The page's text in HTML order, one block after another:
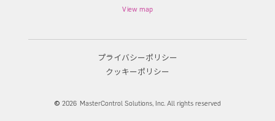
View map
プライバシーポリシー
クッキーポリシー
© 2026 MasterControl Solutions, Inc. All rights reserved